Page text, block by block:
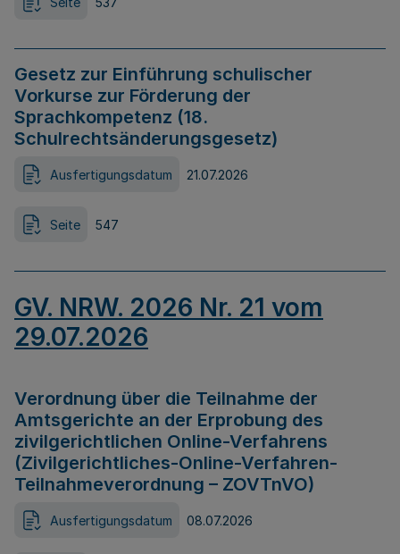
Gesetz zur Einführung schulischer
Vorkurse zur Förderung der
Sprachkompetenz (18.
Schulrechtsänderungsgesetz)
Ausfertigungsdatum 21.07.2026
Seite 547
GV. NRW. 2026 Nr. 21 vom
29.07.2026
Verordnung über die Teilnahme der
Amtsgerichte an der Erprobung des
zivilgerichtlichen Online-Verfahrens
(Zivilgerichtliches-Online-Verfahren-
Teilnahmeverordnung – ZOVTnVO)
Ausfertigungsdatum 08.07.2026